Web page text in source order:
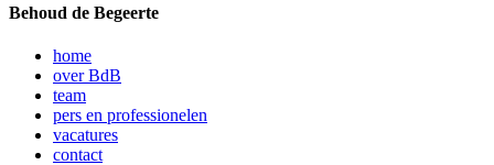
Behoud de Begeerte
home
over BdB
team
pers en professionelen
vacatures
contact